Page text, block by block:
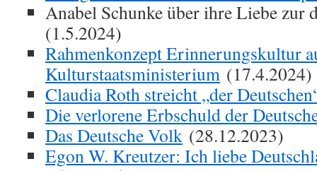
Anabel Schunke über ihre Liebe zur
(1.5.2024)
Rahmenkonzept Erinnerungskultur
Kulturstaatsministerium (17.4.2024)
Claudia Roth streicht „der
Die verlorene Erbschuld der
Das Deutsche Volk (28.12.2023)
Egon W. Kreutzer: Ich liebe